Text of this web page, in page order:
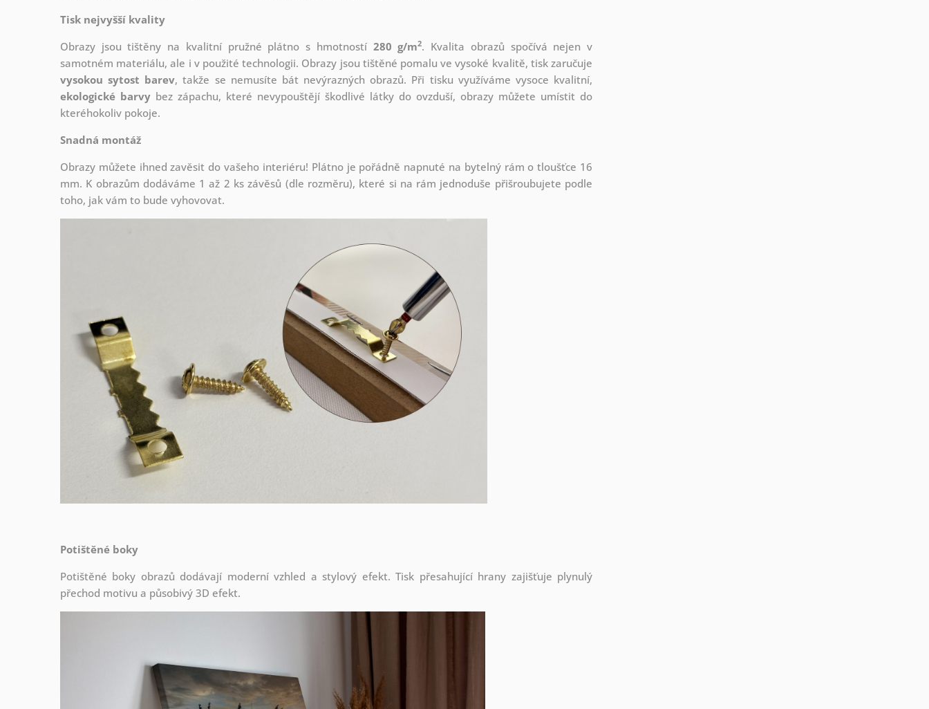
Tisk nejvyšší kvality
Obrazy jsou tištěny na kvalitní pružné plátno s hmotností 280 g/m2. Kvalita obrazů spočívá nejen v
samotném materiálu, ale i v použité technologii. Obrazy jsou tištěné pomalu ve vysoké kvalitě, tisk zaručuje
vysokou sytost barev, takže se nemusíte bát nevýrazných obrazů. Při tisku využíváme vysoce kvalitní,
ekologické barvy bez zápachu, které nevypouštějí škodlivé látky do ovzduší, obrazy můžete umístit do
kteréhokoliv pokoje.
Snadná montáž
Obrazy můžete ihned zavěsit do vašeho interiéru! Plátno je pořádně napnuté na bytelný rám o tloušťce 16
mm. K obrazům dodáváme 1 až 2 ks závěsů (dle rozměru), které si na rám jednoduše přišroubujete podle
toho, jak vám to bude vyhovovat.
Potištěné boky
Potištěné boky obrazů dodávají moderní vzhled a stylový efekt. Tisk přesahující hrany zajišťuje plynulý
přechod motivu a působivý 3D efekt.